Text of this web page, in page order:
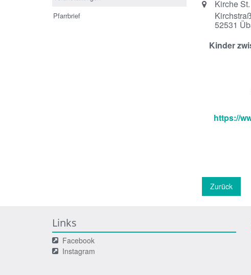
Ort:
Kirche
52531
Kinder
https://
Zurück
Pfarrbrief
Links
Facebook
Instagram